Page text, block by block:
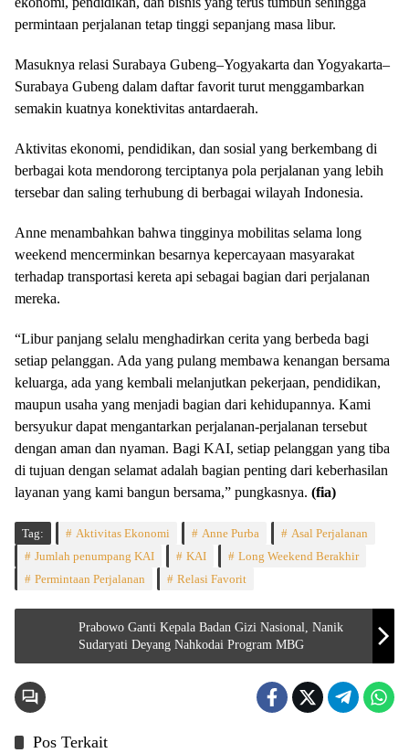
permintaan perjalanan tetap tinggi sepanjang masa libur.
Masuknya relasi Surabaya Gubeng–Yogyakarta dan Yogyakarta–
Surabaya Gubeng dalam daftar favorit turut menggambarkan
semakin kuatnya konektivitas antardaerah.
Aktivitas ekonomi, pendidikan, dan sosial yang berkembang di
berbagai kota mendorong terciptanya pola perjalanan yang lebih
tersebar dan saling terhubung di berbagai wilayah Indonesia.
Anne menambahkan bahwa tingginya mobilitas selama long
weekend mencerminkan besarnya kepercayaan masyarakat
terhadap transportasi kereta api sebagai bagian dari perjalanan
mereka.
“Libur panjang selalu menghadirkan cerita yang berbeda bagi
setiap pelanggan. Ada yang pulang membawa kenangan bersama
keluarga, ada yang kembali melanjutkan pekerjaan, pendidikan,
maupun usaha yang menjadi bagian dari kehidupannya. Kami
bersyukur dapat mengantarkan perjalanan-perjalanan tersebut
dengan aman dan nyaman. Bagi KAI, setiap pelanggan yang tiba
di tujuan dengan selamat adalah bagian penting dari keberhasilan
layanan yang kami bangun bersama,” pungkasnya. (fia)
Tag: Aktivitas Ekonomi Anne Purba
Asal Perjalanan
Jumlah penumpang KAI
KAI
Long Weekend Berakhir
Permintaan Perjalanan
Relasi Favorit
Prabowo Ganti Kepala Badan Gizi Nasional, Nanik
Sudaryati Deyang Nahkodai Program MBG
Pos Terkait
Indeks